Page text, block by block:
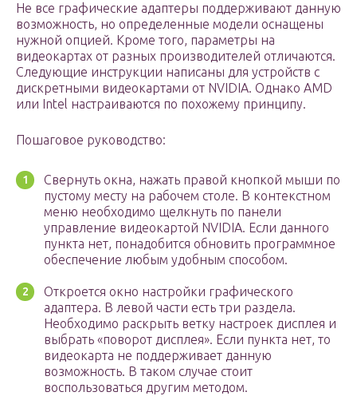
Не все графические адаптеры поддерживают данную
возможность, но определенные модели оснащены
нужной опцией. Кроме того, параметры на
видеокартах от разных производителей отличаются.
Следующие инструкции написаны для устройств с
дискретными видеокартами от NVIDIA. Однако AMD
или Intel настраиваются по похожему принципу.
Пошаговое руководство:
Свернуть окна, нажать правой кнопкой мыши по
пустому месту на рабочем столе. В контекстном
меню необходимо щелкнуть по панели
управление видеокартой NVIDIA. Если данного
пункта нет, понадобится обновить программное
обеспечение любым удобным способом.
Откроется окно настройки графического
адаптера. В левой части есть три раздела.
Необходимо раскрыть ветку настроек дисплея и
выбрать «поворот дисплея». Если пункта нет, то
видеокарта не поддерживает данную
возможность. В таком случае стоит
воспользоваться другим методом.